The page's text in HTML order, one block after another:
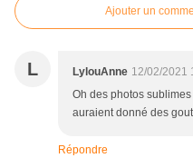
Ajouter un
L LylouAnne 12/02/2021
Oh des photos
auraient donné des
Répondre